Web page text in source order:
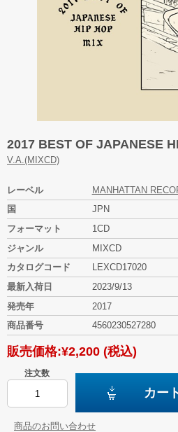
2017 BEST OF JAPANESE
V.A.(MIXCD)
レーベル
MANHATTAN
国
JPN
フォーマット
1CD
ジャンル
MIXCD
カタログコード
LEXCD17020
最新入荷日
2023/9/13
発売年
2017
商品番号
4560230527280
販売価格:¥2,200 (税込)
注文数
カー
商品のお問い合わせ